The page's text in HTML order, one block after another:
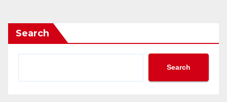
Search
Search